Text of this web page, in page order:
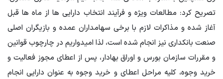
تصریح کرد: مطالعات ویژه و فرآیند انتخاب دارایی ها از ماه ها قبل
آغاز شده و مذاکرات لازم با برخی سهامداران عمده و بازیگران اصلی
صنعت بانکداری نیز انجام شده است، لذا امیدواریم در چارچوب قوانین
و مقررات سازمان بورس و اوراق بهادار، پس از اعطای مجوز فعالیت و
خرید وجوه، کلیه مراحل اعطای و خرید وجوه به عنوان دارایی انجام